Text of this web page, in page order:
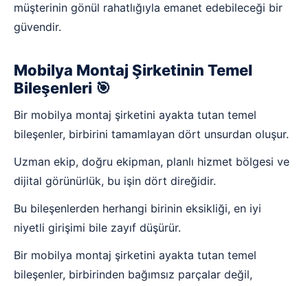
müşterinin gönül rahatlığıyla emanet edebileceği bir
güvendir.
Mobilya Montaj Şirketinin Temel
Bileşenleri 🎯
Bir mobilya montaj şirketini ayakta tutan temel
bileşenler, birbirini tamamlayan dört unsurdan oluşur.
Uzman ekip, doğru ekipman, planlı hizmet bölgesi ve
dijital görünürlük, bu işin dört direğidir.
Bu bileşenlerden herhangi birinin eksikliği, en iyi
niyetli girişimi bile zayıf düşürür.
Bir mobilya montaj şirketini ayakta tutan temel
bileşenler, birbirinden bağımsız parçalar değil,